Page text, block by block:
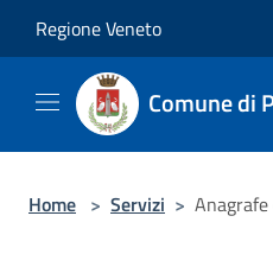
Regione Veneto
Comune di
Home > Servizi >